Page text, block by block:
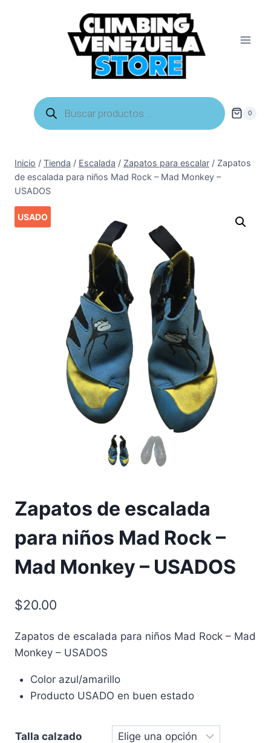
Búsqueda
de
productos
0
Inicio / Tienda / Escalada / Zapatos para escalar / Zapatos
de escalada para niños Mad Rock – Mad Monkey –
USADOS
USADO
Zapatos de escalada
para niños Mad Rock –
Mad Monkey – USADOS
$20.00
Zapatos de escalada para niños Mad Rock – Mad
Monkey – USADOS
Color azul/amarillo
Producto USADO en buen estado
Talla calzado